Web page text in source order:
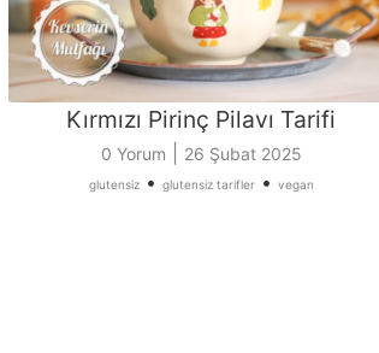
Kırmızı Pirinç Pilavı Tarifi
0 Yorum 26 Şubat 2025
glutensiz• glutensiz tarifler• vegan